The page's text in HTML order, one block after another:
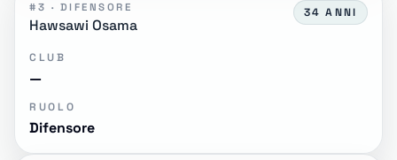
#3 · DIFENSORE
Hawsawi Osama
34 ANNI
CLUB
—
RUOLO
Difensore